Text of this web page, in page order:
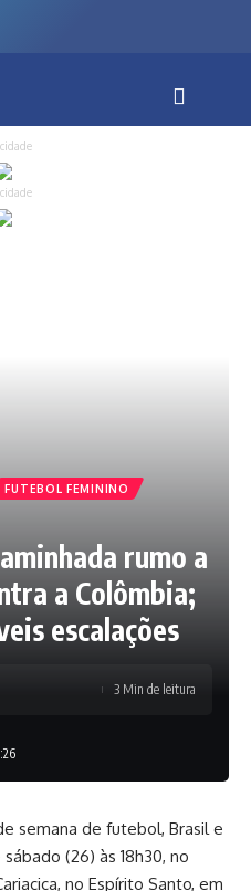
FUTEBOL FEMININO
rumo a
a Colômbia;
escalações
3 Min de leitura
semana de futebol, Brasil e
(26) às 18h30, no
no Espírito Santo, em